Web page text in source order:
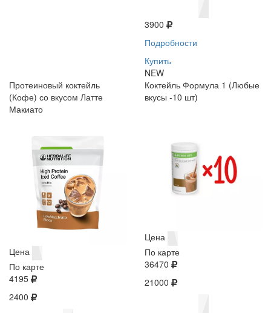
3900
Подробности
Купить
NEW
Протеиновый коктейль
(Кофе) со вкусом Латте
Макиато
Цена
По карте
4195
2400
Коктейль Формула 1 (Любые
вкусы -10 шт)
Цена
По карте
36470
21000